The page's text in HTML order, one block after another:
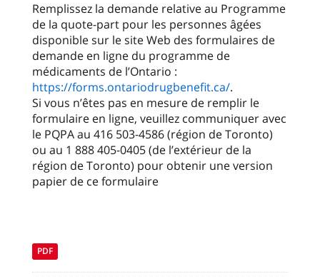
Remplissez la demande relative au Programme
de la quote-part pour les personnes âgées
disponible sur le site Web des formulaires de
demande en ligne du programme de
médicaments de l’Ontario :
https://forms.ontariodrugbenefit.ca/.
Si vous n’êtes pas en mesure de remplir le
formulaire en ligne, veuillez communiquer avec
le PQPA au 416 503-4586 (région de Toronto)
ou au 1 888 405-0405 (de l’extérieur de la
région de Toronto) pour obtenir une version
papier de ce formulaire
PDF